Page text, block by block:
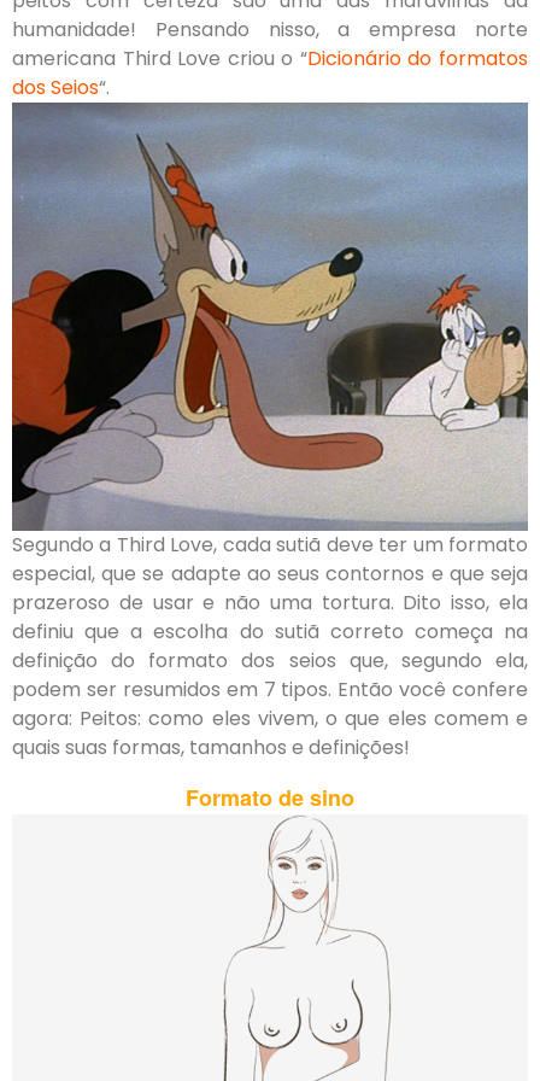
humanidade! Pensando nisso, a empresa norte
americana Third Love criou o “Dicionário do formatos
dos Seios“.
Segundo a Third Love, cada sutiã deve ter um formato
especial, que se adapte ao seus contornos e que seja
prazeroso de usar e não uma tortura. Dito isso, ela
definiu que a escolha do sutiã correto começa na
definição do formato dos seios que, segundo ela,
podem ser resumidos em 7 tipos. Então você confere
agora: Peitos: como eles vivem, o que eles comem e
quais suas formas, tamanhos e definições!
Formato de sino